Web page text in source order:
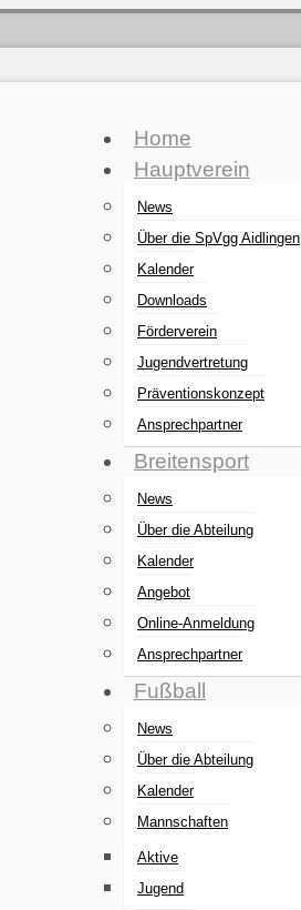
Home
Hauptverein
News
Über die SpVgg Aidlingen
Kalender
Downloads
Förderverein
Jugendvertretung
Präventionskonzept
Ansprechpartner
Breitensport
News
Über die Abteilung
Kalender
Angebot
Online-Anmeldung
Ansprechpartner
Fußball
News
Über die Abteilung
Kalender
Mannschaften
Aktive
Jugend